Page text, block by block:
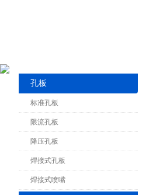
孔板
标准孔板
限流孔板
降压孔板
焊接式孔板
焊接式喷嘴